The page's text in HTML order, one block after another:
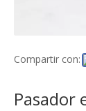
Compartir con:
Pasador